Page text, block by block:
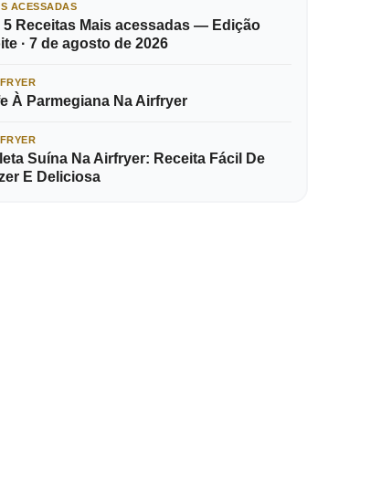
ACESSADAS
5 Receitas Mais acessadas — Edição
· 7 de agosto de 2026
À Parmegiana Na Airfryer
Suína Na Airfryer: Receita Fácil De
E Deliciosa